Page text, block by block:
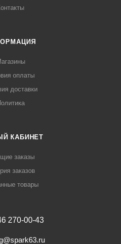
оплаты
доставки
КАБИНЕТ
заказы
заказов
товары
270-00-43